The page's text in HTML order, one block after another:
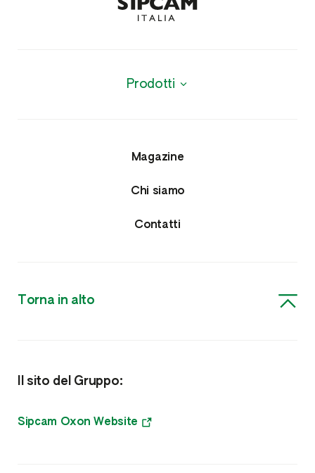
Prodotti
Agrofarmaci
Insetticidi e Nematocidi
Acaricidi e Lumachicidi
Microgranuli Starter
Meso e Microelementi
Magazine
Chi siamo
Contatti
Torna in alto
Il sito del Gruppo:
Sipcam Oxon Website